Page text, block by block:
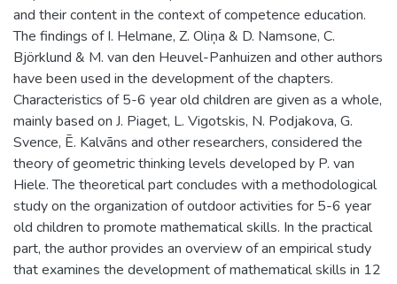
and their content in the context of competence education.
The findings of I. Helmane, Z. Oliņa & D. Namsone, C.
Björklund & M. van den Heuvel-Panhuizen and other authors
have been used in the development of the chapters.
Characteristics of 5-6 year old children are given as a whole,
mainly based on J. Piaget, L. Vigotskis, N. Podjakova, G.
Svence, Ē. Kalvāns and other researchers, considered the
theory of geometric thinking levels developed by P. van
Hiele. The theoretical part concludes with a methodological
study on the organization of outdoor activities for 5-6 year
old children to promote mathematical skills. In the practical
part, the author provides an overview of an empirical study
that examines the development of mathematical skills in 12